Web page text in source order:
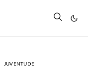
JUVENTUDE